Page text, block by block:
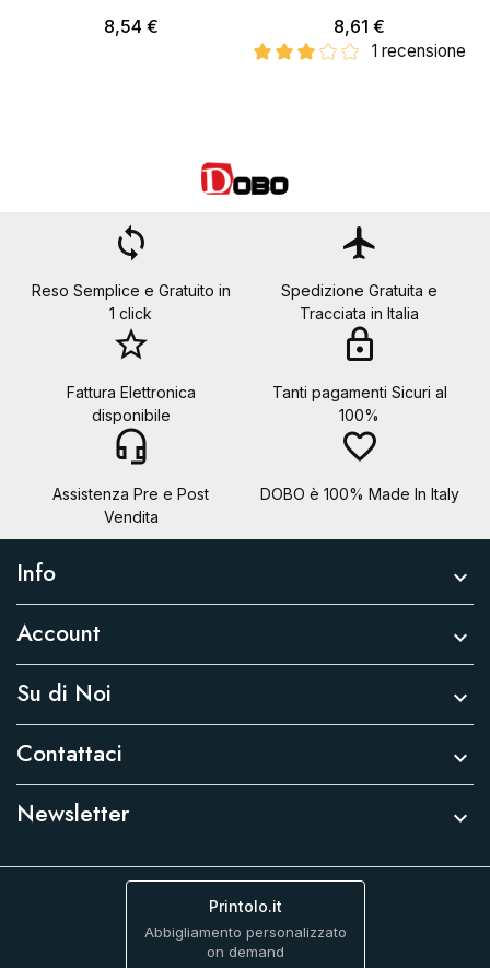
8,54 € 8,61 €
1 recensione
loop
Reso Semplice e Gratuito in
1 click
flight
Spedizione Gratuita e
Tracciata in Italia
star_border
Fattura Elettronica
disponibile
lock
Tanti pagamenti Sicuri al
100%
headset_mic
Assistenza Pre e Post
Vendita
favorite_border
DOBO è 100% Made In Italy
Info 
Account 
Su di Noi 
Contattaci 
Newsletter 
Printolo.it
Abbigliamento personalizzato
on demand